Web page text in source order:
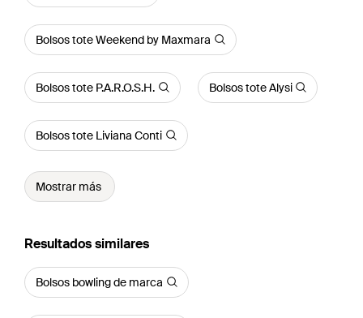
Bolsos tote Weekend by Maxmara
Bolsos tote P.A.R.O.S.H. Bolsos tote Alysi
Bolsos tote Liviana Conti
Mostrar más
Resultados similares
Bolsos bowling de marca